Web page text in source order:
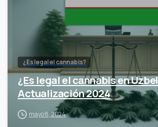
¿Es legal el cannabis?
¿Es legal el cannabis en
Actualización 2024
mayo 8, 2024